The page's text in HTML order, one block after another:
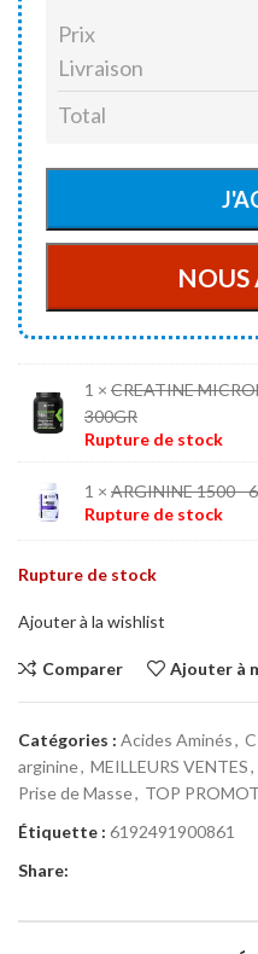
Prix
Livraison
Total
1 × CREATINE
300GR
Rupture de stock
1 × ARGININE 1500 -
Rupture de stock
Rupture de stock
Ajouter à la wishlist
Comparer Ajouter à
Catégories : Acides Aminés,
arginine, MEILLEURS VENTES,
Prise de Masse, TOP
Étiquette : 6192491900861
Share: